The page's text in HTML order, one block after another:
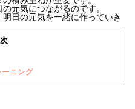
元気につながるのです。
日の元気を一緒に作っていき
ニング